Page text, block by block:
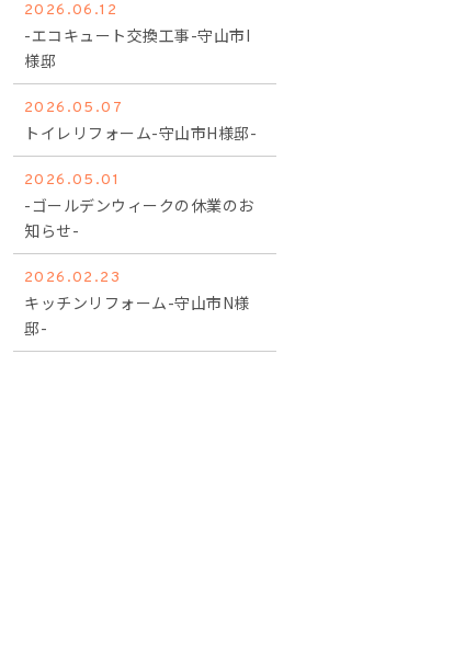
2026.06.12
-エコキュート交換工事-守山市I
様邸
2026.05.07
トイレリフォーム-守山市H様邸-
2026.05.01
-ゴールデンウィークの休業のお
知らせ-
2026.02.23
キッチンリフォーム-守山市N様
邸-